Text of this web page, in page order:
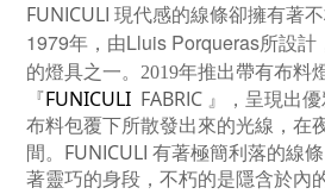
FUNICULI 現代感的線條卻擁有著不
1979年，由Lluis Porqueras所設計
的燈具之一。 2019年推出帶有布料
『FUNICULI FABRIC 』 ，呈現出優
布料包覆下所散發出來的光線，在
間。 FUNICULI 有著極簡利落的線
著靈巧的身段，不朽的是隱含於內